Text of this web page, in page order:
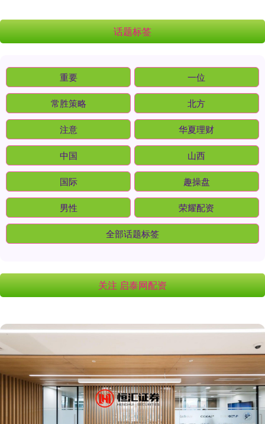
话题标签
重要 一位
常胜策略 北方
注意 华夏理财
中国 山西
国际 趣操盘
男性 荣耀配资
全部话题标签
关注 启泰网配资